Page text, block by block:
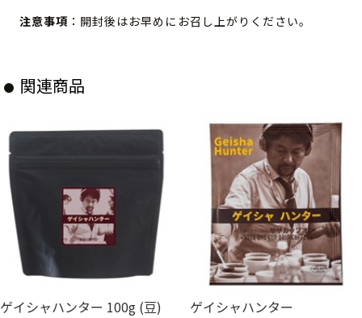
注意事項 ：開封後はお早めにお召し上がりください。
関連商品
ゲイシャハンター 100g (豆) ゲイシャハンター